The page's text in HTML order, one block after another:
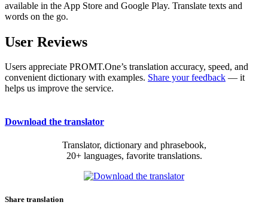
available in the App Store and Google Play. Translate texts and
words on the go.
User Reviews
Users appreciate PROMT.One’s translation accuracy, speed, and
convenient dictionary with examples. Share your feedback — it
helps us improve the service.
Download the translator
Translator, dictionary and phrasebook,
20+ languages, favorite translations.
Share translation